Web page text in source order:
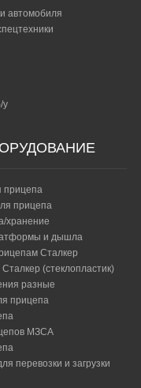
автомобиля
у
прицепа
прицепа
хранение
и дышла
Сталкер
(стеклопластик)
разные
прицепа
МЗСА
перевозки и загрузки